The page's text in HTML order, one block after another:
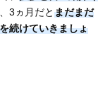
3ヵ月だとまだまだ
続けていきましょ